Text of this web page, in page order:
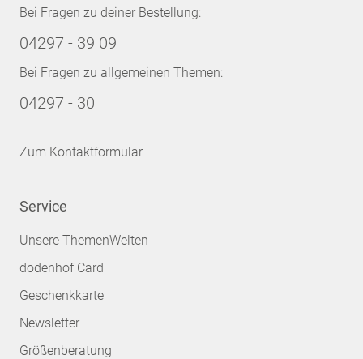
Bei Fragen zu deiner Bestellung:
04297 - 39 09
Bei Fragen zu allgemeinen Themen:
04297 - 30
Zum Kontaktformular
Service
Unsere ThemenWelten
dodenhof Card
Geschenkkarte
Newsletter
Größenberatung